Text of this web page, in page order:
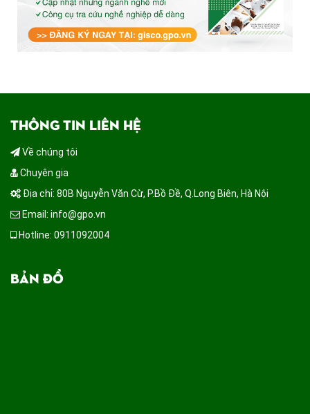
THÔNG TIN LIÊN HỆ
Về chúng tôi
Chuyên gia
Địa chỉ: 80B Nguyễn Văn Cừ, P.Bồ Đề, Q.Long Biên, Hà Nội
Email: info@gpo.vn
Hotline: 0911092004
BẢN ĐỒ